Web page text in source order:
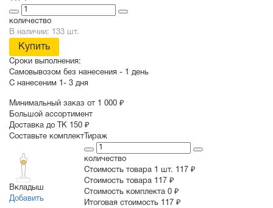
количество
В наличии: 133 шт.
Купить
Сроки выполнения:
Самовывозом без нанесения - 1 день
С нанесеним 1- 3 дня
Минимальный заказ от 1 000 ₽
Большой ассортимент
Доставка до ТК 150 ₽
Составьте комплект
Вкладыш
Добавить
Тираж
количество
Стоимость товара 1 шт. 117 ₽
Cтоимость товара 117 ₽
Стоимость комплекта 0 ₽
Итоговая стоимость 117 ₽